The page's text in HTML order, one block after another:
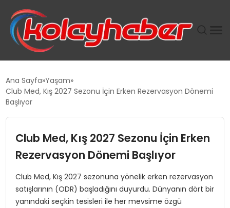
SUWEN’IN İSTIHDAM MODELI EKONOMIDE KADIN
TANYER YAPI ZEMIN MÜHENDISLIĞINDE HEDEF
BÜYÜTTÜ
TOROSLAR’DA PAZAR GERGİNLİĞİ!
Ana Sayfa Yaşam
Club Med, Kış 2027 Sezonu İçin Erken Rezervasyon Dönemi
Başlıyor
Club Med, Kış 2027 Sezonu İçin Erken
Rezervasyon Dönemi Başlıyor
Club Med, Kış 2027 sezonuna yönelik erken rezervasyon
satışlarının (ODR) başladığını duyurdu. Dünyanın dört bir
yanındaki seçkin tesisleri ile her mevsime özgü